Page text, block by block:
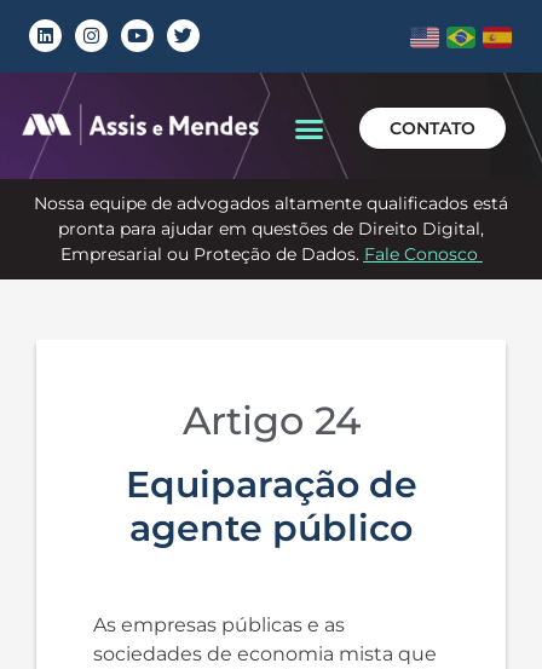
CONTATO
Nossa equipe de advogados altamente qualificados está
pronta para ajudar em questões de Direito Digital,
Empresarial ou Proteção de Dados. Fale Conosco
Artigo 24
Equiparação de
agente público
As empresas públicas e as
sociedades de economia mista que